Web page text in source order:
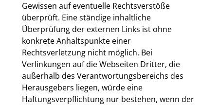
Gewissen auf eventuelle Rechtsverstöße
überprüft. Eine ständige inhaltliche
Überprüfung der externen Links ist ohne
konkrete Anhaltspunkte einer
Rechtsverletzung nicht möglich. Bei
Verlinkungen auf die Webseiten Dritter, die
außerhalb des Verantwortungsbereichs des
Herausgebers liegen, würde eine
Haftungsverpflichtung nur bestehen, wenn der